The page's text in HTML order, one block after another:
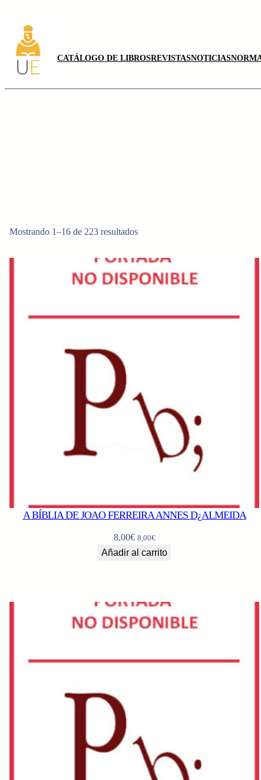
contenido
CATÁLOGO DE LIBROSREVISTASNOTICIAS
Mostrando 1–16 de 223 resultados
A BÍBLIA DE JOAO FERREIRA ANNES D¿ALMEIDA
8,00€ 8,00€
Añadir al carrito